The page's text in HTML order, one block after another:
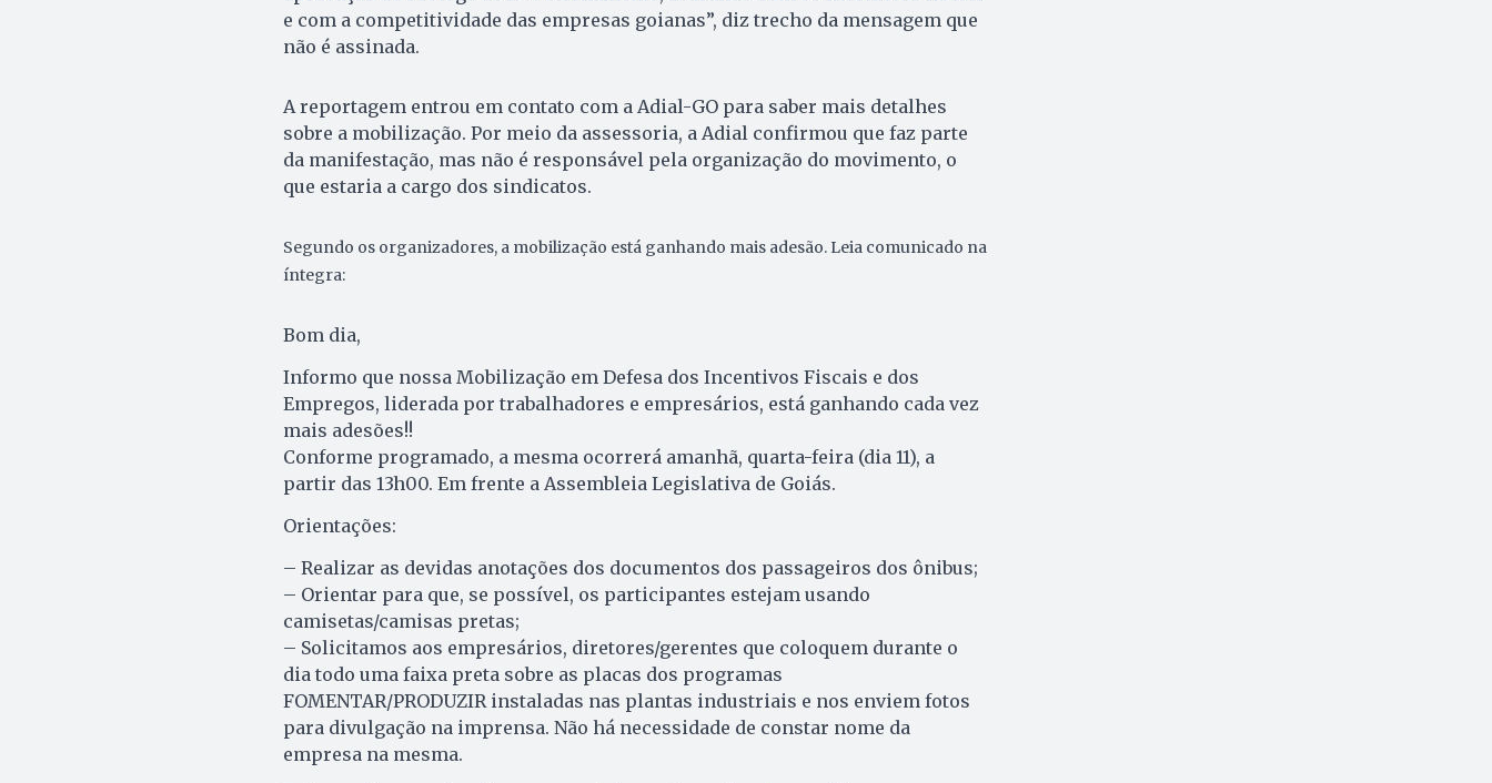
e com a competitividade das empresas goianas”, diz trecho da mensagem que
não é assinada.
A reportagem entrou em contato com a Adial-GO para saber mais detalhes
sobre a mobilização. Por meio da assessoria, a Adial confirmou que faz parte
da manifestação, mas não é responsável pela organização do movimento, o
que estaria a cargo dos sindicatos.
Segundo os organizadores, a mobilização está ganhando mais adesão. Leia comunicado na
íntegra:
Bom dia,
Informo que nossa Mobilização em Defesa dos Incentivos Fiscais e dos
Empregos, liderada por trabalhadores e empresários, está ganhando cada vez
mais adesões!!
Conforme programado, a mesma ocorrerá amanhã, quarta-feira (dia 11), a
partir das 13h00. Em frente a Assembleia Legislativa de Goiás.
Orientações:
– Realizar as devidas anotações dos documentos dos passageiros dos ônibus;
– Orientar para que, se possível, os participantes estejam usando
camisetas/camisas pretas;
– Solicitamos aos empresários, diretores/gerentes que coloquem durante o
dia todo uma faixa preta sobre as placas dos programas
FOMENTAR/PRODUZIR instaladas nas plantas industriais e nos enviem fotos
para divulgação na imprensa. Não há necessidade de constar nome da
empresa na mesma.